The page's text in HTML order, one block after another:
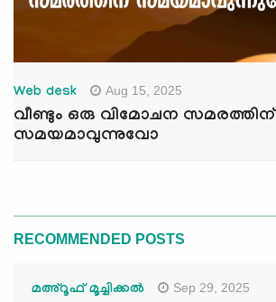
Web desk Aug 15, 2025
വീണ്ടും ഒരു വിമോചന സമരത്തിന്
സമയമാവുന്നുവോ
RECOMMENDED POSTS
മഅ്റൂഫ് മൂച്ചിക്കല്‍ Sep 29, 2025